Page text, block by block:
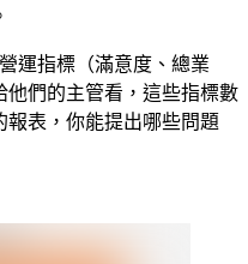
運指標（滿意度、總業
們的主管看，這些指標數
報表，你能提出哪些問題